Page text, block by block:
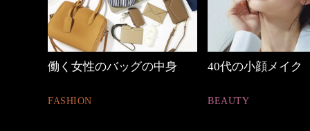
40代の小顔メイク
BEAUTY
優木まおみさん「